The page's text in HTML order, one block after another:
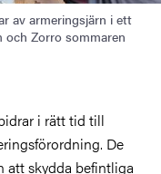
av armeringsjärn i ett
och Zorro sommaren
i rätt tid till
De
att skydda befintliga